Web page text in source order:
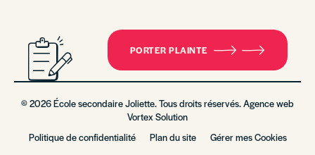
PORTER PLAINTE
© 2026 École secondaire Joliette. Tous droits réservés. Agence web
Vortex Solution
Politique de confidentialité
Plan du site Gérer mes Cookies